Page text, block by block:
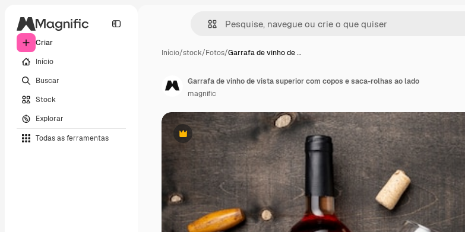
Criar
Início
Buscar
Stock
Explorar
Todas as ferramentas
Início/stock/Fotos/Garrafa de vinho de …
Premium
Garrafa de vinho de vista superior com copos e saca-rolhas ao lado
magnific